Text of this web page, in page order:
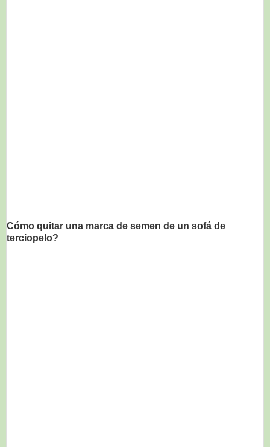
Cómo quitar una marca de semen de un sofá de
terciopelo?